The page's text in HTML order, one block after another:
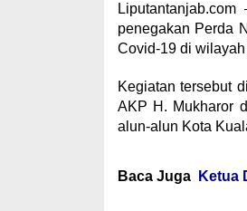
penegakan Perda
Covid-19 di
Kegiatan tersebut
AKP H. Mukharor
alun-alun Kota
Baca Juga Ketua